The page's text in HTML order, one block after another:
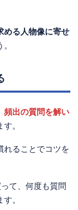
める人物像に寄せ
頻出の質問を解い
。
れることでコツを
て、何度も質問
。